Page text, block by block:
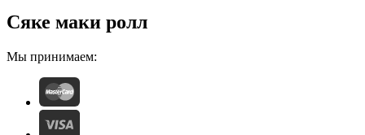
Сяке маки ролл
Мы принимаем: